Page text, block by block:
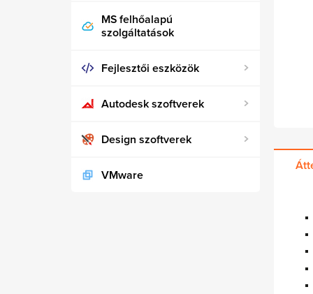
MS felhőalapú
szolgáltatások
Fejlesztői eszközök
Autodesk szoftverek
Design szoftverek
VMware